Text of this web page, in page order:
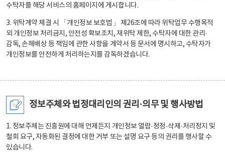
수탁자를 해당 서비스의 홈페이지에 게시합니다.
3. 위탁계약 체결 시 「개인정보 보호법」 제26조에 따라 위탁업무 수행목적
외 개인정보 처리금지, 안전성 확보조치, 재위탁 제한, 수탁자에 대한 관리·
감독, 손해배상 등 책임에 관한 사항을 계약서 등 문서에 명시하고, 수탁자가
개인정보를 안전하게 처리하는지를 감독하겠습니다.
정보주체와 법정대리인의 권리·의무 및 행사방법
1. 정보주체는 진흥원에 대해 언제든지 개인정보 열람·정정·삭제·처리정지 및
철회 요구, 자동화된 결정에 대한 거부 또는 설명 요구 등의 권리를 행사할 수
있습니다.